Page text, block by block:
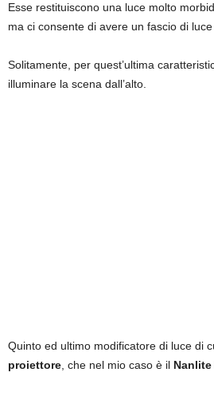
Esse restituiscono una luce molto
ma ci consente di avere un fascio di luce
Solitamente, per quest’ultima
illuminare la scena dall’alto.
Quinto ed ultimo modificatore di luce di
proiettore , che nel mio caso è il Nanlite